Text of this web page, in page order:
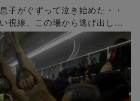
子がぐずって泣き始めた・・
視線、この場から逃げ出した
車内の空気を一変すること